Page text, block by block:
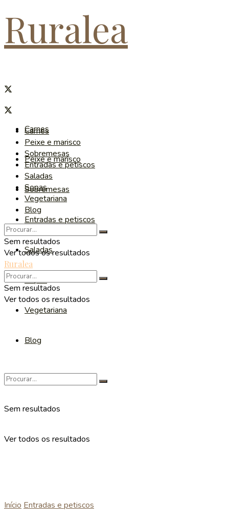
Ruralea
Carnes
Peixe e marisco
Sobremesas
Entradas e petiscos
Saladas
Sopas
Vegetariana
Blog
Sem resultados
Ver todos os resultados
Carnes
Peixe e marisco
Sobremesas
Entradas e petiscos
Saladas
Sopas
Vegetariana
Blog
Sem resultados
Ver todos os resultados
Ruralea
Sem resultados
Ver todos os resultados
Início Entradas e petiscos